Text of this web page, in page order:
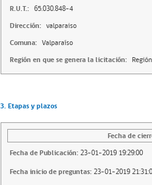
R.U.T.: 65.030.848-4
Dirección: valparaiso
Comuna: Valparaíso
Región en que se genera la licitación:
3. Etapas y plazos
Fecha de
Fecha de Publicación: 23-01-2019 19:29:00
Fecha inicio de preguntas: 23-01-2019